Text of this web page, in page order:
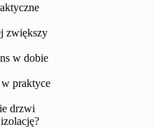
zwiększy
w dobie
praktyce
drzwi